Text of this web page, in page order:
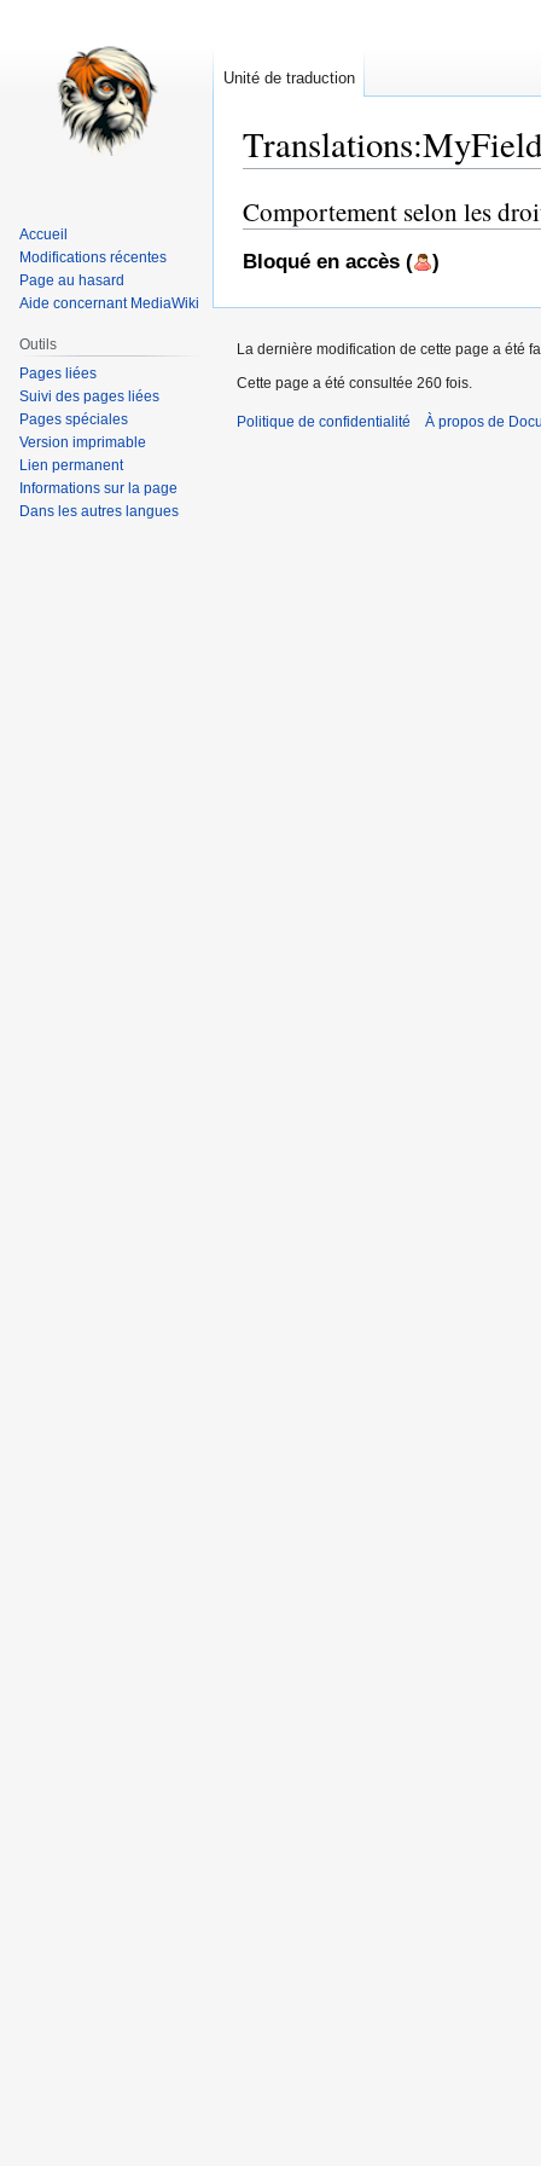
Translations:
Aller
à
la
Aller
à
la
Comportement selon les
Bloqué en accès ( )
Unité de traduction
Accueil
Modifications récentes
Page au hasard
Aide concernant MediaWiki
Outils
Pages liées
Suivi des pages liées
Pages spéciales
Version imprimable
Lien permanent
Informations sur la page
Dans les autres langues
La dernière modification de cette page a été
Cette page a été consultée 260 fois.
Politique de confidentialité À propos de